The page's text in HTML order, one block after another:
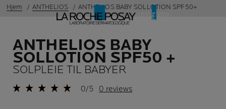
Hjem ANTHELIOS ANTHELIOS BABY SOLLOTION SPF50+
ANTHELIOS BABY
SOLLOTION SPF50 +
SOLPLEIE TIL BABYER
0/5 0 reviews